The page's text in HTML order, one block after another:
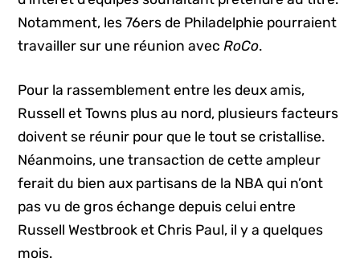
Notamment, les 76ers de Philadelphie pourraient
travailler sur une réunion avec RoCo.
Pour la rassemblement entre les deux amis,
Russell et Towns plus au nord, plusieurs facteurs
doivent se réunir pour que le tout se cristallise.
Néanmoins, une transaction de cette ampleur
ferait du bien aux partisans de la NBA qui n’ont
pas vu de gros échange depuis celui entre
Russell Westbrook et Chris Paul, il y a quelques
mois.